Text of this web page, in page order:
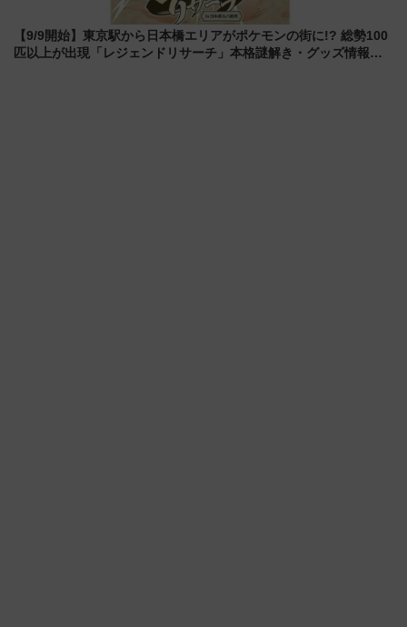
【9/9開始】東京駅から日本橋エリアがポケモンの街に!? 総勢100
匹以上が出現「レジェンドリサーチ」本格謎解き・グッズ情報ま